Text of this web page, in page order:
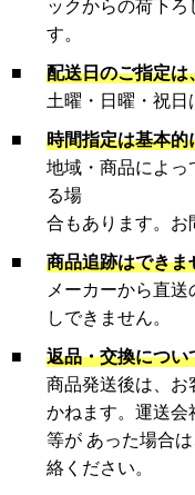
ックからの荷下ろ
す。
■
配送日のご指定は
土曜・日曜・祝日
■
時間指定は基本的
地域・商品によっ
る場
合もあります。お
■
商品追跡はできま
メーカーから直
しできません。
■
返品・交換につい
商品発送後は、お
かねます。運送会
等が あった場合
絡ください。